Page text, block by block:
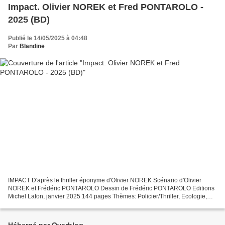
Impact. Olivier NOREK et Fred PONTAROLO -
2025 (BD)
Publié le 14/05/2025 à 04:48
Par Blandine
IMPACT D'après le thriller éponyme d'Olivier NOREK Scénario d'Olivier
NOREK et Frédéric PONTAROLO Dessin de Frédéric PONTAROLO Editions
Michel Lafon, janvier 2025 144 pages Thèmes: Policier/Thriller, Ecologie,